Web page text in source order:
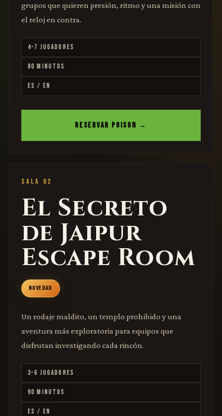
grupos que quieren presión, ritmo y una misión con
el reloj en contra.
4–7 JUGADORES
80 MINUTOS
ES / EN
RESERVAR POISON →
SALA 02
El Secreto
de Jaipur
Escape Room
NOVEDAD
Un rodaje maldito, un templo prohibido y una
aventura más exploratoria para equipos que
disfrutan investigando cada rincón.
3–6 JUGADORES
90 MINUTOS
ES / EN